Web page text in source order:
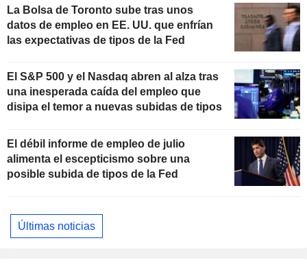
La Bolsa de Toronto sube tras unos
datos de empleo en EE. UU. que enfrían
las expectativas de tipos de la Fed
El S&P 500 y el Nasdaq abren al alza tras
una inesperada caída del empleo que
disipa el temor a nuevas subidas de tipos
El débil informe de empleo de julio
alimenta el escepticismo sobre una
posible subida de tipos de la Fed
Últimas noticias